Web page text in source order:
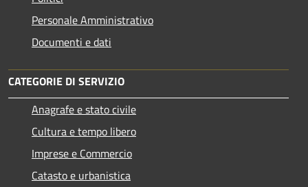
Personale Amministrativo
Documenti e dati
CATEGORIE DI SERVIZIO
Anagrafe e stato civile
Cultura e tempo libero
Imprese e Commercio
Catasto e urbanistica